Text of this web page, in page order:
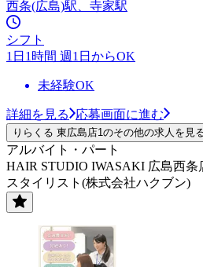
西条(広島)駅、寺家駅
シフト
1日1時間 週1日からOK
未経験OK
詳細を見る 応募画面に進む
りらくる 東広島店1のその他の求人を見
アルバイト・パート
HAIR STUDIO IWASAKI 広島西条
スタイリスト(株式会社ハクブン)